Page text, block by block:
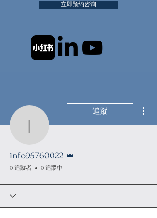
立即预约咨询
info95760022
追蹤
info95760022
0 追蹤者 0 追蹤中